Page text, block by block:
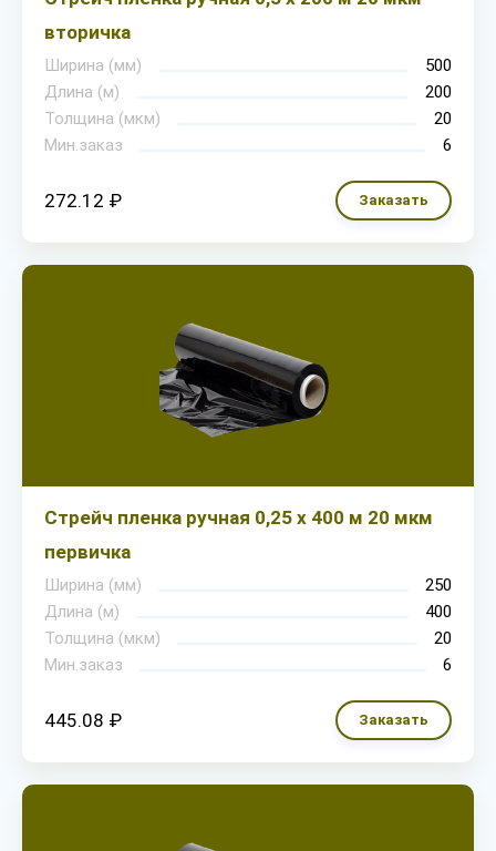
вторичка
Ширина (мм)
500
Длина (м)
200
Толщина (мкм)
20
Мин.заказ
6
272.12 ₽ Заказать
Стрейч пленка ручная 0,25 х 400 м 20 мкм
первичка
Ширина (мм)
250
Длина (м)
400
Толщина (мкм)
20
Мин.заказ
6
445.08 ₽ Заказать